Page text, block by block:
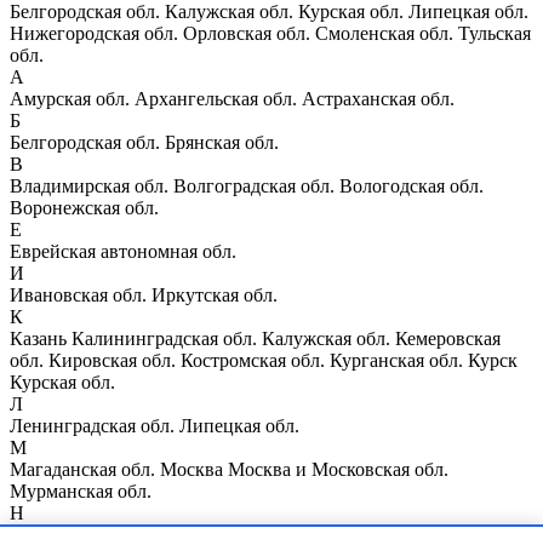
Белгородская обл. Калужская обл. Курская обл. Липецкая обл.
Нижегородская обл. Орловская обл. Смоленская обл. Тульская
обл.
А
Амурская обл. Архангельская обл. Астраханская обл.
Б
Белгородская обл. Брянская обл.
В
Владимирская обл. Волгоградская обл. Вологодская обл.
Воронежская обл.
Е
Еврейская автономная обл.
И
Ивановская обл. Иркутская обл.
К
Казань Калининградская обл. Калужская обл. Кемеровская
обл. Кировская обл. Костромская обл. Курганская обл. Курск
Курская обл.
Л
Ленинградская обл. Липецкая обл.
М
Магаданская обл. Москва Москва и Московская обл.
Мурманская обл.
Н